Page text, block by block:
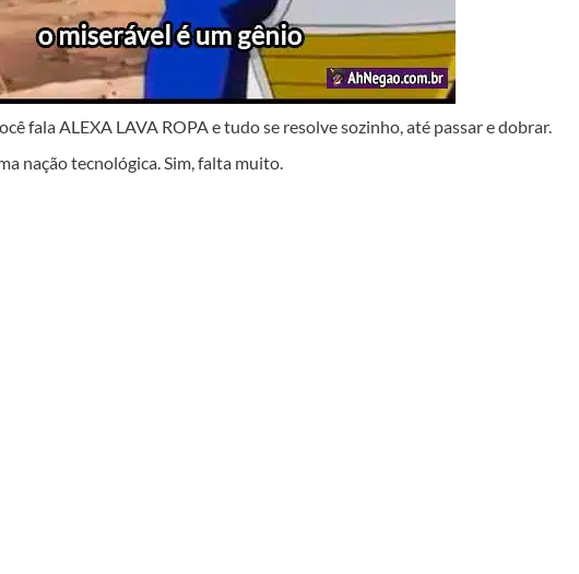
fala ALEXA LAVA ROPA e tudo se resolve sozinho, até passar e dobrar.
nação tecnológica. Sim, falta muito.